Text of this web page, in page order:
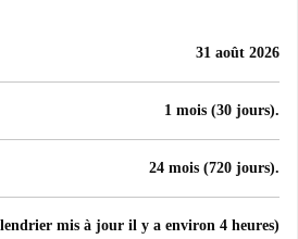
31 août 2026
1 mois (30 jours).
24 mois (720 jours).
mis à jour il y a environ 4 heures)